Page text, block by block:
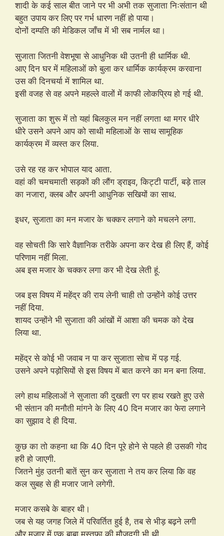
शादी के कई साल बीत जाने पर भी अभी तक सुजाता निःसंतान थी
बहुत उपाय कर लिए पर गर्भ धारण नहीं हो पाया।
दोनों दम्पति की मेडिकल जाँच में भी सब नार्मल था।
सुजाता जितनी वेशभूषा से आधुनिक थी उतनी ही धार्मिक थी.
आए दिन घर में महिलाओं को बुला कर धार्मिक कार्यक्रम करवाना
उस की दिनचर्या में शामिल था.
इसी वजह से वह अपने महल्ले वालों में काफी लोकप्रिय हो गई थी.
सुजाता का शुरू में तो यहां बिलकुल मन नहीं लगता था मगर धीरे
धीरे उसने अपने आप को साथी महिलाओं के साथ सामूहिक
कार्यक्रम में व्यस्त कर लिया.
उसे रह रह कर भोपाल याद आता.
वहां की चमचमाती सड़कों की लौंग ड्राइव, किट्टी पार्टी, बड़े ताल
का नजारा, क्लब और अपनी आधुनिक सखियों का साथ.
इधर, सुजाता का मन मजार के चक्कर लगाने को मचलने लगा.
वह सोचती कि सारे वैज्ञानिक तरीके अपना कर देख ही लिए हैं, कोई
परिणाम नहीं मिला.
अब इस मजार के चक्कर लगा कर भी देख लेती हूं.
जब इस विषय में महेंद्र की राय लेनी चाही तो उन्होंने कोई उत्तर
नहीं दिया.
शायद उन्होंने भी सुजाता की आंखों में आशा की चमक को देख
लिया था.
महेंद्र से कोई भी जवाब न पा कर सुजाता सोच में पड़ गई.
उसने अपने पड़ोसियों से इस विषय में बात करने का मन बना लिया.
लगे हाथ महिलाओं ने सुजाता की दुखती रग पर हाथ रखते हुए उसे
भी संतान की मनौती मांगने के लिए 40 दिन मजार का फेरा लगाने
का सुझाव दे ही दिया.
कुछ का तो कहना था कि 40 दिन पूरे होने से पहले ही उसकी गोद
हरी हो जाएगी.
जितने मुंह उतनी बातें सुन कर सुजाता ने तय कर लिया कि वह
कल सुबह से ही मजार जाने लगेगी.
मजार कसबे के बाहर थी।
जब से यह जगह जिले में परिवर्तित हुई है, तब से भीड़ बढ़ने लगी
और मजार में एक बाबा मुस्तफा की मौजूदगी भी थी.